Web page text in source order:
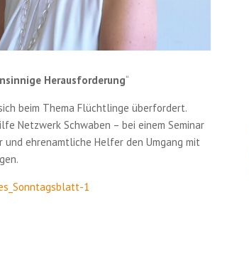
Herausforderung“
beim Thema Flüchtlinge überfordert.
Netzwerk Schwaben – bei einem Seminar
und ehrenamtliche Helfer den Umgang mit
1